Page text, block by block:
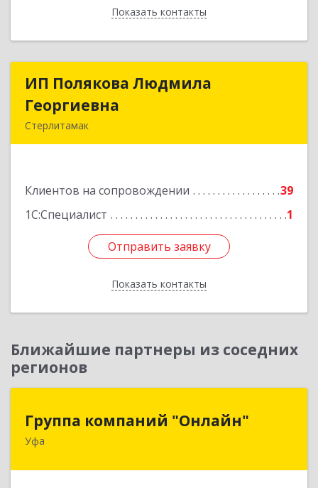
Показать контакты
Назад
ИП Полякова Людмила
Георгиевна
Стерлитамак
Клиентов на сопровождении
39
1С:Специалист
1
Отправить заявку
Показать контакты
ИП Полякова Людмила
Подробнее
Отправить заявку
Назад
Ближайшие партнеры из соседних
регионов
Группа компаний "Онлайн"
Уфа
Группа компаний "Онлайн"
450006, Башкортостан Респ, г.о. город Уфа, Уфа